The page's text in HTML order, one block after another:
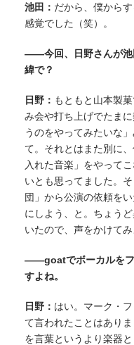
池田： だから、僕から
感覚でした（笑）。
——今回、日野さんが池
緯で？
日野： もともと山本製
み会や打ち上げでたま
うのをやってみたいな
て。それとはまた別に
入れた音楽」をやって
いとも思ってました。
団」から公演の依頼を
にしよう、と。ちょう
いたので、声をかけて
——goatでボーカルをフ
すよね。
日野： はい。マーク・
て言われたことはあり
を言葉というより楽器